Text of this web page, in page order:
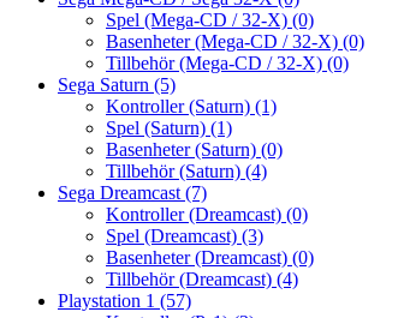
Spel (Mega-CD / 32-X) (0)
Basenheter (Mega-CD / 32-X) (0)
Tillbehör (Mega-CD / 32-X) (0)
Sega Saturn (5)
Kontroller (Saturn) (1)
Spel (Saturn) (1)
Basenheter (Saturn) (0)
Tillbehör (Saturn) (4)
Sega Dreamcast (7)
Kontroller (Dreamcast) (0)
Spel (Dreamcast) (3)
Basenheter (Dreamcast) (0)
Tillbehör (Dreamcast) (4)
Playstation 1 (57)